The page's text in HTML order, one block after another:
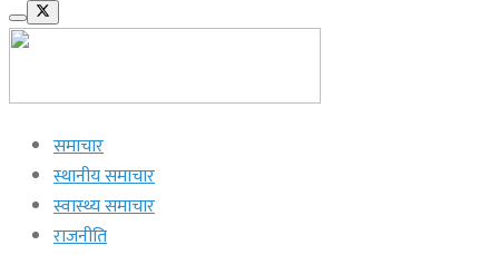
समाचार
स्थानीय समाचार
स्वास्थ्य समाचार
राजनीति